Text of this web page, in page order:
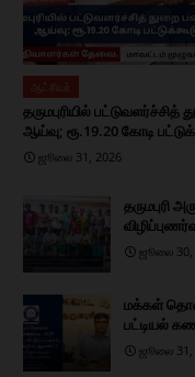
ஆட்சியர்
தருமபுரியில்
ஆய்வு; ரூ.19.20 கோடி
ஜூலை 31, 2026
தருமபுரி
ஜூலை 30,
மக்கள்
பட்டியல்
ஜூலை 31,